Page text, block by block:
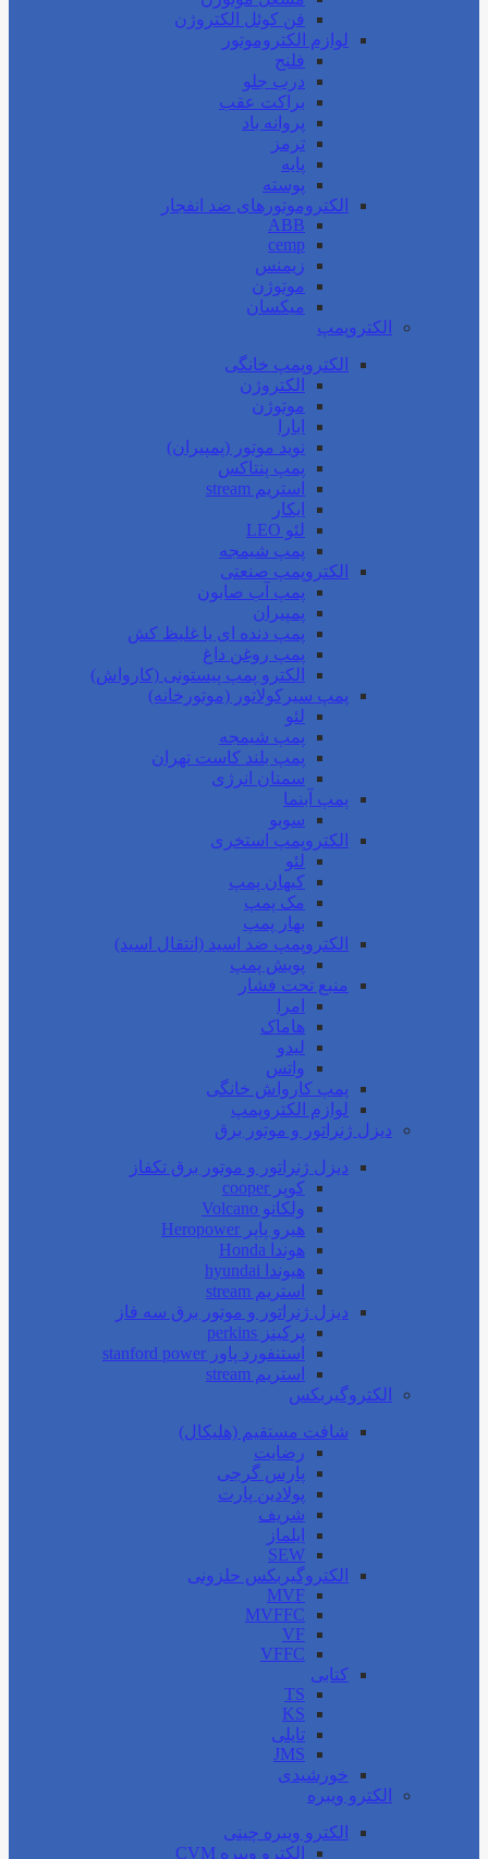
فن کوئل الکتروژن
لوازم الکتروموتور
فلنج
درب جلو
براکت عقب
پروانه باد
ترمز
پایه
پوسته
الکتروموتورهای ضد انفجار
ABB
cemp
زیمنس
موتوژن
میکسان
الکتروپمپ
الکتروپمپ خانگی
الکتروژن
موتوژن
ابارا
نوید موتور (پمپیران)
پمپ پنتاکس
استریم stream
ایکار
لئو LEO
پمپ شیمجه
الکتروپمپ صنعتی
پمپ آب صابون
پمپیران
پمپ دنده ای یا غلیظ کش
پمپ روغن داغ
الکترو پمپ پیستونی (کارواش)
پمپ سیرکولاتور (موتورخانه)
لئو
پمپ شیمجه
پمپ بلند کاست تهران
سمنان انرژی
پمپ آبنما
سوبو
الکتروپمپ استخری
لئو
کیهان پمپ
مک پمپ
بهار پمپ
الکتروپمپ ضد اسید (انتقال اسید)
پویش پمپ
منبع تحت فشار
امرا
هاماک
لیدو
واتس
پمپ کارواش خانگی
لوازم الکتروپمپ
دیزل ژنراتور و موتور برق
دیزل ژنراتور و موتور برق تکفاز
کوپر cooper
ولکانو Volcano
هیرو پاپر Heropower
هوندا Honda
هیوندا hyundai
استریم stream
دیزل ژنراتور و موتور برق سه فاز
پرکینز perkins
استنفورد پاور stanford power
استریم stream
الکتروگیربکس
شافت مستقیم (هلیکال)
رضایت
پارس گرجی
پولادین پارت
شریف
ایلماز
SEW
الکتروگیربکس حلزونی
MVF
MVFFC
VF
VFFC
کتابی
TS
KS
تایلی
JMS
خورشیدی
الکترو ویبره
الکترو ویبره چینی
الکترو ویبره CVM